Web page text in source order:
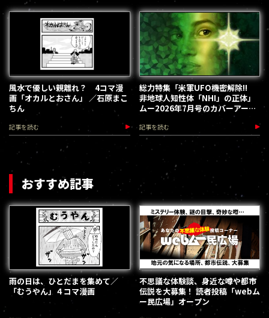
風水で優しい親離れ？ 4コマ漫
画「オカルとおさん」 ／石原まこ
ちん
記事を読む
総力特集「米軍UFO機密解除!!
非地球人知性体「NHI」の正体」
ムー2026年7月号のカバーアート
記事を読む
おすすめ記事
雨の日は、ひとだまを集めて／
「むうやん」４コマ漫画
不思議な体験談、身近な噂や都市
伝説を大募集！ 読者投稿「webム
ー民広場」オープン